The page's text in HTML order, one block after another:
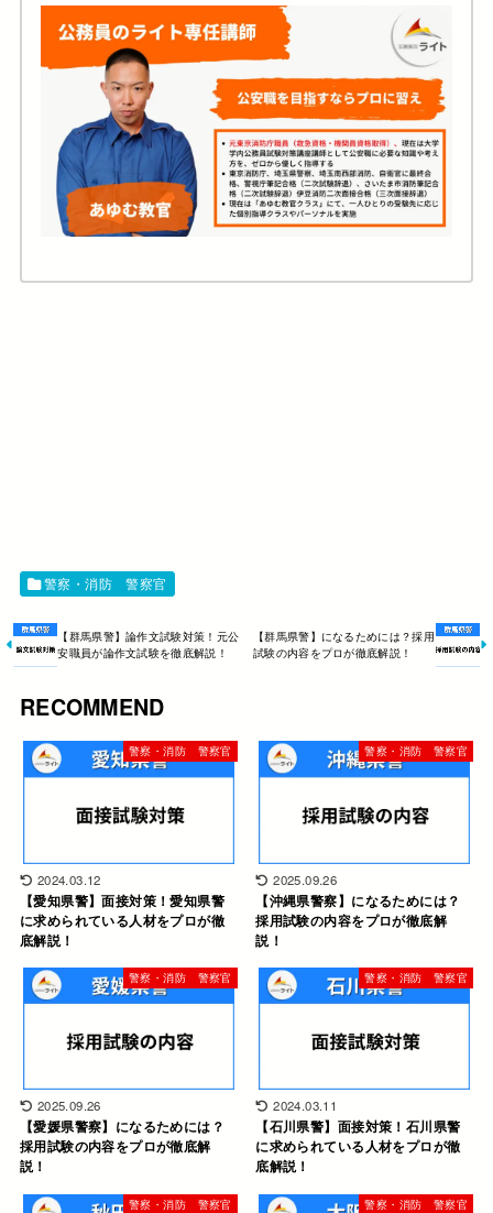
警察・消防 警察官
【群馬県警】論作文試験対策！元公
安職員が論作文試験を徹底解説！
【群馬県警】になるためには？採用
試験の内容をプロが徹底解説！
RECOMMEND
警察・消防 警察官
2024.03.12
【愛知県警】面接対策！愛知県警
に求められている人材をプロが徹
底解説！
警察・消防 警察官
2025.09.26
【沖縄県警察】になるためには？
採用試験の内容をプロが徹底解
説！
警察・消防 警察官
2025.09.26
【愛媛県警察】になるためには？
採用試験の内容をプロが徹底解
説！
警察・消防 警察官
2024.03.11
【石川県警】面接対策！石川県警
に求められている人材をプロが徹
底解説！
警察・消防 警察官 警察・消防 警察官